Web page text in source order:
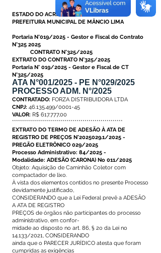
ESTADO DO ACRE
PREFEITURA MUNICIPAL DE MÂNCIO LIMA
Portaria N°019/2025 - Gestor e Fiscal do Contrato
N°325 2025
CONTRATO N°325/2025
EXTRATO DO CONTRATO N°325/2025
Portaria N° 019/2025 - Gestor e Fiscal de CT
N°325/2025
ATA N°001/2025 - PE N°029/2025
PROCESSO ADM. N°/2025
CONTRATADO: FORZA DISTRIBUIDORA LTDA
CNPJ: 46.135.499/0001-45
VALOR: R$ 617.777,00
*******************************************************
EXTRATO DO TERMO DE ADESÃO À ATA DE
REGISTRO DE PREÇOS N°2025029.1/2025 -
PREGÃO ELETRÔNICO 029/2025
Processo Administrativo: 84/2025 -
Modalidade: ADESÃO (CARONA) No 011/2025
Objeto: Aquisição de Caminhão Coletor com
compactador de lixo.
À vista dos elementos contidos no presente Processo
devidamente justificado,
CONSIDERANDO que a Lei Federal prevê a ADESÃO
A ATA DE REGISTRO
PREÇOS de órgãos não participantes do processo
administrativo, em confor-
midade ao disposto no art. 86, § 2o da Lei no
14.133/2021, CONSIDERANDO
ainda que o PARECER JURÍDICO atesta que foram
cumpridas as exigências